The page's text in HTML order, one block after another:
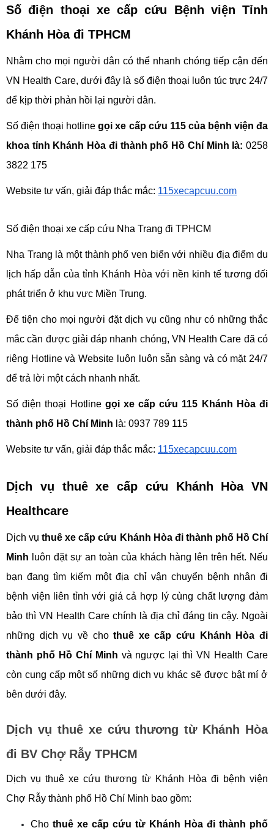
Số điện thoại xe cấp cứu Bệnh viện Tỉnh
Khánh Hòa đi TPHCM
Nhằm cho mọi người dân có thể nhanh chóng tiếp cận đến
VN Health Care, dưới đây là số điện thoại luôn túc trực 24/7
để kịp thời phản hồi lại người dân.
Số điện thoại hotline gọi xe cấp cứu 115 của bệnh viện đa
khoa tỉnh Khánh Hòa đi thành phố Hồ Chí Minh là: 0258
3822 175
Website tư vấn, giải đáp thắc mắc: 115xecapcuu.com
Số điện thoại xe cấp cứu Nha Trang đi TPHCM
Nha Trang là một thành phố ven biển với nhiều địa điểm du
lịch hấp dẫn của tỉnh Khánh Hòa với nền kinh tế tương đối
phát triển ở khu vực Miền Trung.
Để tiện cho mọi người đặt dịch vụ cũng như có những thắc
mắc cần được giải đáp nhanh chóng, VN Health Care đã có
riêng Hotline và Website luôn luôn sẵn sàng và có mặt 24/7
để trả lời một cách nhanh nhất.
Số điện thoại Hotline gọi xe cấp cứu 115 Khánh Hòa đi
thành phố Hồ Chí Minh là: 0937 789 115
Website tư vấn, giải đáp thắc mắc: 115xecapcuu.com
Dịch vụ thuê xe cấp cứu Khánh Hòa VN
Healthcare
Dịch vụ thuê xe cấp cứu Khánh Hòa đi thành phố Hồ Chí
Minh luôn đặt sự an toàn của khách hàng lên trên hết. Nếu
bạn đang tìm kiếm một địa chỉ vận chuyển bệnh nhân đi
bệnh viện liên tỉnh với giá cả hợp lý cùng chất lượng đảm
bảo thì VN Health Care chính là địa chỉ đáng tin cậy. Ngoài
những dịch vụ về cho thuê xe cấp cứu Khánh Hòa đi
thành phố Hồ Chí Minh và ngược lại thì VN Health Care
còn cung cấp một số những dịch vụ khác sẽ được bật mí ở
bên dưới đây.
Dịch vụ thuê xe cứu thương từ Khánh Hòa
đi BV Chợ Rẫy TPHCM
Dịch vụ thuê xe cứu thương từ Khánh Hòa đi bệnh viện
Chợ Rẫy thành phố Hồ Chí Minh bao gồm:
Cho thuê xe cấp cứu từ Khánh Hòa đi thành phố